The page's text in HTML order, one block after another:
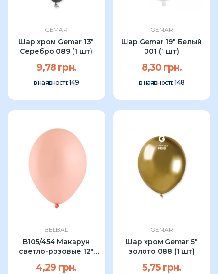
GEMAR
Шар хром Gemar 13"
Серебро 089 (1 шт)
9,78 грн.
в наявності:149
GEMAR
Шар Gemar 19" Белый
001 (1 шт)
8,30 грн.
в наявності: 148
BELBAL
B105/454 Макарун
светло-розовые 12″
4,29 грн.
GEMAR
Шар хром Gemar 5"
золото 088 (1 шт)
5,75 грн.